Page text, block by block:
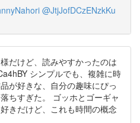
@JtjJofDCzENzkKu
だけど、読みやすかったのは
シンプルでも、複雑に時
が好きな、自分の趣味にぴっ
ちすぎた。 ゴッホとゴーギャ
きだけど、これも時間の概念